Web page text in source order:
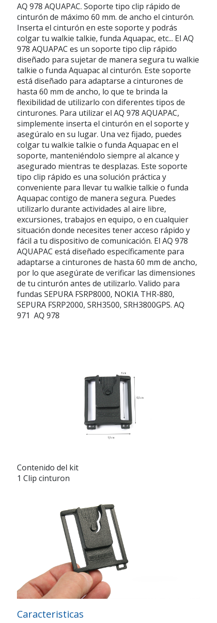
AQ 978 AQUAPAC. Soporte tipo clip rápido de
cinturón de máximo 60 mm. de ancho el cinturón.
Inserta el cinturón en este soporte y podrás
colgar tu walkie talkie, funda Aquapac, etc... El AQ
978 AQUAPAC es un soporte tipo clip rápido
diseñado para sujetar de manera segura tu walkie
talkie o funda Aquapac al cinturón. Este soporte
está diseñado para adaptarse a cinturones de
hasta 60 mm de ancho, lo que te brinda la
flexibilidad de utilizarlo con diferentes tipos de
cinturones. Para utilizar el AQ 978 AQUAPAC,
simplemente inserta el cinturón en el soporte y
asegúralo en su lugar. Una vez fijado, puedes
colgar tu walkie talkie o funda Aquapac en el
soporte, manteniéndolo siempre al alcance y
asegurado mientras te desplazas. Este soporte
tipo clip rápido es una solución práctica y
conveniente para llevar tu walkie talkie o funda
Aquapac contigo de manera segura. Puedes
utilizarlo durante actividades al aire libre,
excursiones, trabajos en equipo, o en cualquier
situación donde necesites tener acceso rápido y
fácil a tu dispositivo de comunicación. El AQ 978
AQUAPAC está diseñado específicamente para
adaptarse a cinturones de hasta 60 mm de ancho,
por lo que asegúrate de verificar las dimensiones
de tu cinturón antes de utilizarlo. Valido para
fundas SEPURA FSRP8000, NOKIA THR-880,
SEPURA FSRP2000, SRH3500, SRH3800GPS. AQ
971 AQ 978
Contenido del kit
1 Clip cinturon
Caracteristicas